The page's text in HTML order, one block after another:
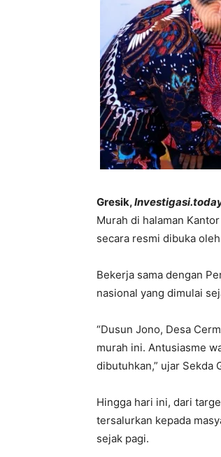
Gresik,
Murah di halaman
secara resmi dibuka
Bekerja sama dengan
nasional yang dimulai
“Dusun Jono, Desa
murah ini. Antusiasme
dibutuhkan,” ujar Sekda
Hingga hari ini, dari
tersalurkan kepada
sejak pagi.